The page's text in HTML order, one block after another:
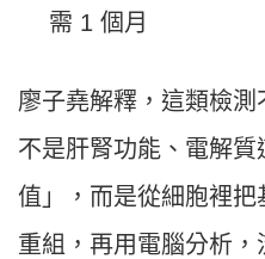
需 1 個月
廖子堯解釋，這類檢
不是肝腎功能、電解
值」，而是從細胞裡把
重組，再用電腦分析